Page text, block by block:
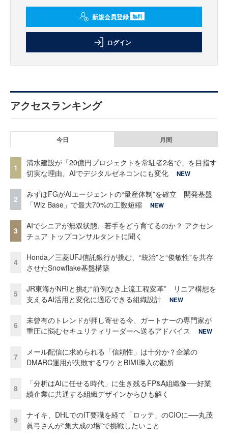
新規会員登録 無料
ログイン
アクセスランキング
今日 月間
1
清水建設が「20億円プロジェクトを常駐者2名で」を目指す
切実な理由、AIでデジタルゼネコンにも変化
NEW
2
みずほFGがAIエージェントの“量産体制”を確立 開発基盤
「Wiz Base」で最大70%の工数短縮
NEW
3
AIでシニアが無双状態、若手をどう育てるのか？ アクセン
チュア トップコンサルタントに聞く
4
Honda／三菱UFJ信託銀行が挑む、“統治”と“俊敏性”を共存
させたSnowflake基盤構築
5
JR東海がNRIと挑む“前例なき上流工程変革” リニア構想を
支えるAI活用と変化に適応できる組織設計
NEW
6
未曾有のトレンドが押し寄せる今、ガートナーの専門家が
重圧に悩むセキュリティリーダーへ送るアドバイス
NEW
7
メール配信に求められる「信頼性」は十分か？企業の
DMARC運用が失敗するワケとBIMI導入の勘所
8
「分析はAIに任せる時代」に生き残るFP&A組織像──好業
績企業に共通する組織デザインからひも解く
9
ナイキ、DHLでのIT要職を経て「ロッテ」のCIOに──丸茂
眞弓さんが“集大成の場”で挑戦したいこと